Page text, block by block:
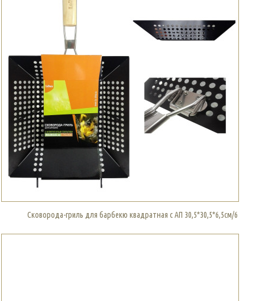
Сковорода-гриль для барбекю квадратная с АП 30,5*30,5*6,5см/6